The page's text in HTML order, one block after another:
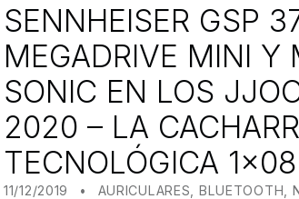
SENNHEISER GSP
MEGADRIVE MINI Y
SONIC EN LOS
2020 – LA
TECNOLÓGICA 1×08
11/12/2019 WRITTEN BY:
JUANJO BILBAO
AURICULARES BLUETOOTH